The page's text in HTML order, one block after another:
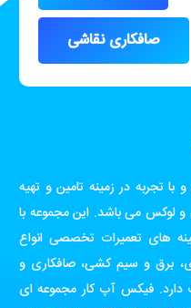
صافکاری نقاشی
تجربه در زمینه تامین و تهیه
و لوکس می باشد. این مجموعه با
های تعمیرات تخصصی انواع
برق و سیم کشی، صافکاری و
فیکس آپ کار مجموعه ای